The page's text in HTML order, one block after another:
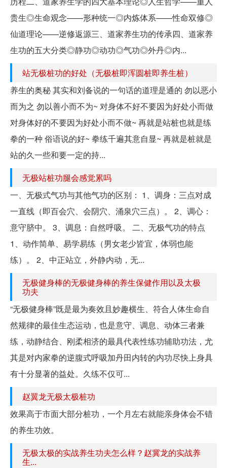
贵生◎生命观念——形种统一◎内炼体系——性命双修◎
仙道理论——逆修返源三、道家养生功的传承四、道家养
生功的五大分类◎静功◎动功◎气功◎外丹◎内...
站无极桩功的好处（无极桩即浑圆桩即养生桩）
养生的奥秘 其实和刘备说的一句话的道理是通的 勿以恶小
而为之 勿以善小而不为~ 对身体不好不要因为好处小而做
对身体好的不要因为好处小而不做~ 再就是站桩也就是练
拳的一种 俗语说的好~ 拳练千遍其意自显~ 再就是桩就是
站的久一些和要一定的持...
无极站桩功腿会感觉累吗
一、无极式气功与其他气功的区别： 1、调身：三点对成
一直线（即百会穴、会阴穴、涌泉穴三点）。 2、调心：
意守脐中。 3、调息：自然呼吸。 二、无极气功的特点
1、动作简单、易学易练（男女老少皆宜，体弱也能
练）。 2、中正站立，外静内动，无...
无极健身棒的无极健身棒的养生保健作用以及太极
功夫
“无极健身棒”既是最为奏效且妙趣横生、符合人体生命自
然规律的最佳生态运动，也是意守、调息、动体三者兼
练，动静结合、刚柔相济的最具代表性练功辅助功法，尤
其是对内家拳的逆腹式呼吸加丹田内转的内功尽快上身具
有十分显著的益处。久练不仅可...
赵翼龙无极太极桩功
效果高于市面大部分桩功，一个月左右就能亲身体会不错
的养生功效。
无极太极的实战养生功夫怎么样？赵冀龙的实战养
生...